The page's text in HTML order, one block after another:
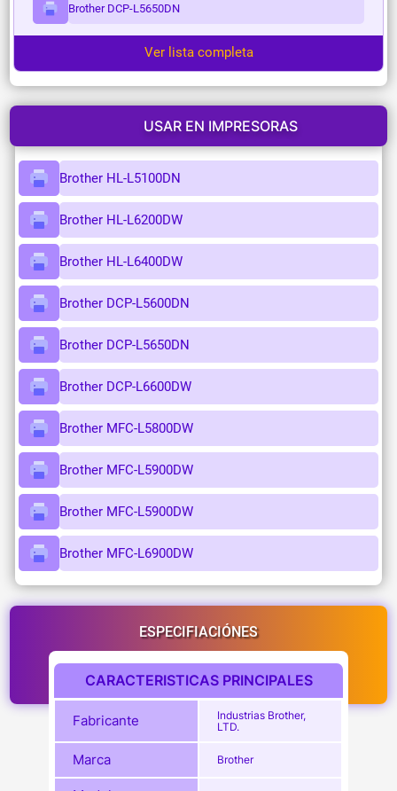
Brother DCP-L5650DN
Ver lista completa
USAR EN IMPRESORAS
Brother HL-L5100DN
Brother HL-L6200DW
Brother HL-L6400DW
Brother DCP-L5600DN
Brother DCP-L5650DN
Brother DCP-L6600DW
Brother MFC-L5800DW
Brother MFC-L5900DW
Brother MFC-L5900DW
Brother MFC-L6900DW
ESPECIFIACIÓNES
CARACTERISTICAS PRINCIPALES
Fabricante
Industrias Brother,
LTD.
Marca Brother